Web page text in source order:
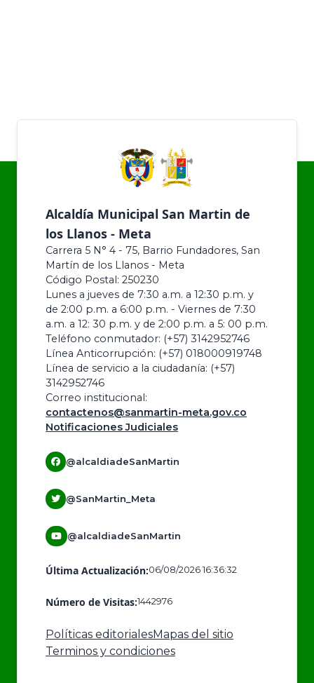
Alcaldía Municipal San Martin de
los Llanos - Meta
Carrera 5 N° 4 - 75, Barrio Fundadores, San
Martín de los Llanos - Meta
Código Postal: 250230
Lunes a jueves de 7:30 a.m. a 12:30 p.m. y
de 2:00 p.m. a 6:00 p.m. - Viernes de 7:30
a.m. a 12: 30 p.m. y de 2:00 p.m. a 5: 00 p.m.
Teléfono conmutador: (+57) 3142952746
Línea Anticorrupción: (+57) 018000919748
Línea de servicio a la ciudadanía: (+57)
3142952746
Correo institucional:
contactenos@sanmartin-meta.gov.co
Notificaciones Judiciales
@alcaldiadeSanMartin
@SanMartin_Meta
@alcaldiadeSanMartin
Última Actualización:06/08/2026 16:36:32
Número de Visitas:1442976
Políticas editorialesMapas del sitio
Terminos y condiciones